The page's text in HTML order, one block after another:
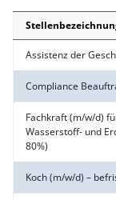
Assistenz der
Compliance
Fachkraft (m/w/d)
Wasserstoff- und
80%)
Koch (m/w/d) –